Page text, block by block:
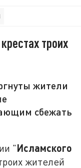
троих
жители
сбежать
"Исламского
жителей